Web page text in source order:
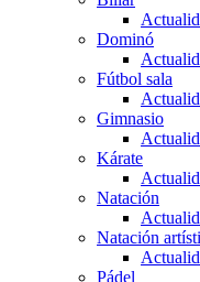
Dominó
Fútbol sala
Gimnasio
Kárate
Natación
Natación
Pádel